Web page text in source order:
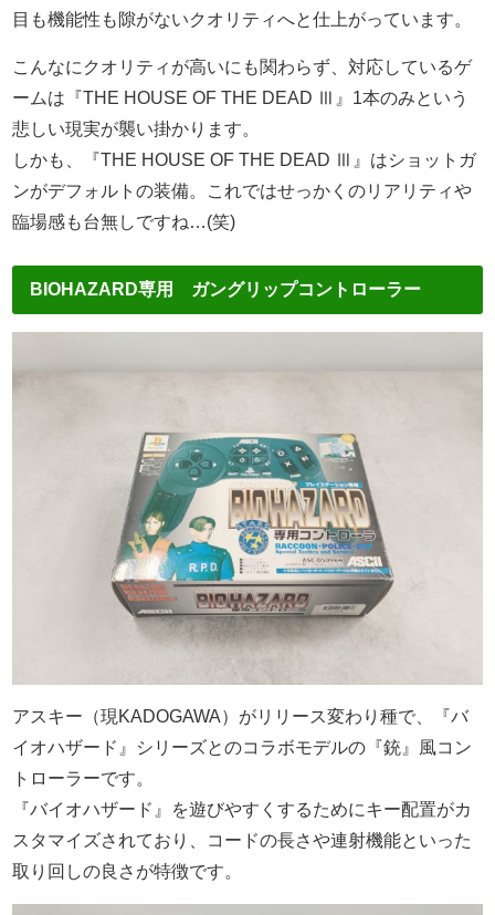
目も機能性も隙がないクオリティへと仕上がっています。
こんなにクオリティが高いにも関わらず、対応しているゲ
ームは『THE HOUSE OF THE DEAD Ⅲ』1本のみという
悲しい現実が襲い掛かります。
しかも、『THE HOUSE OF THE DEAD Ⅲ』はショットガ
ンがデフォルトの装備。これではせっかくのリアリティや
臨場感も台無しですね…(笑)
BIOHAZARD専用 ガングリップコントローラー
アスキー（現KADOGAWA）がリリース変わり種で、『バ
イオハザード』シリーズとのコラボモデルの『銃』風コン
トローラーです。
『バイオハザード』を遊びやすくするためにキー配置がカ
スタマイズされており、コードの長さや連射機能といった
取り回しの良さが特徴です。